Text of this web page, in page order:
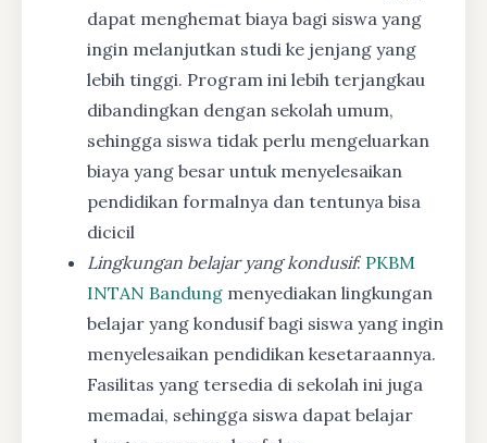
dapat menghemat biaya bagi siswa yang
ingin melanjutkan studi ke jenjang yang
lebih tinggi. Program ini lebih terjangkau
dibandingkan dengan sekolah umum,
sehingga siswa tidak perlu mengeluarkan
biaya yang besar untuk menyelesaikan
pendidikan formalnya dan tentunya bisa
dicicil
Lingkungan belajar yang kondusif: PKBM
INTAN Bandung menyediakan lingkungan
belajar yang kondusif bagi siswa yang ingin
menyelesaikan pendidikan kesetaraannya.
Fasilitas yang tersedia di sekolah ini juga
memadai, sehingga siswa dapat belajar